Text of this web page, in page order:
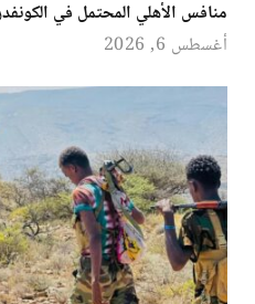
منافس الأهلي المحتمل في
أغسطس 6, 2026